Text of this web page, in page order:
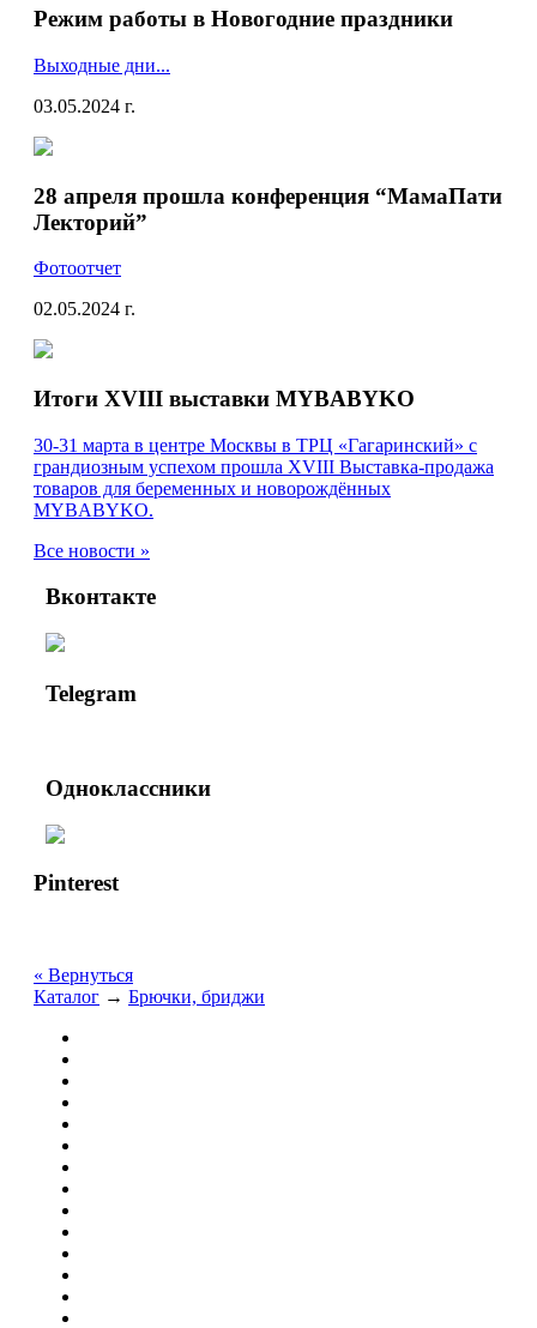
Режим работы в Новогодние праздники
Выходные дни...
03.05.2024 г.
28 апреля прошла конференция “МамаПати
Лекторий”
Фотоотчет
02.05.2024 г.
Итоги XVIII выставки MYBABYKO
30-31 марта в центре Москвы в ТРЦ «Гагаринский» с
грандиозным успехом прошла XVIII Выставка-продажа
товаров для беременных и новорождённых
MYBABYKO.
Все новости »
Вконтакте
Telegram
Одноклассники
Pinterest
« Вернуться
Каталог → Брючки, бриджи